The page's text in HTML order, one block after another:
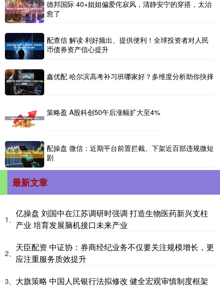
德邦国际 40+姐姐偏爱侘寂风，清静安宁的穿搭，太治
愈了
配查信 解读·利好频出、提供便利！全球投资者对人民
币债券资产信心提升
鑫优配 哈尔滨高考补习班哪家好？多维度分析助你抉择
策略盈 A股科创50午后涨幅扩大至4%
配操盘 微信：近期平台前置拦截、下架近百部违规微短
剧
最新文章
1、
亿操盘 刘国中在江苏调研时强调 打造生物医药新兴支柱
产业 培育发展脑机接口未来产业
2、
天臣配资 中证协：券商经纪业务不仅要关注规模增长，更
应注重服务质效提升
3、 大旗策略 中国人民银行法拟修改 健全宏观审慎制度框架